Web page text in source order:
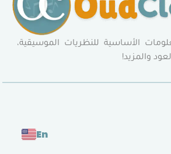
للنظريات الموسيقية،